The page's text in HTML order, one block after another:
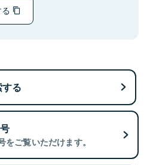
る
ご覧いただけます。